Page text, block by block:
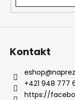
Kontakt
eshop@
+421 948 777
https://